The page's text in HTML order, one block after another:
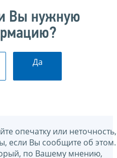
Вы нужную
Да
опечатку или неточность,
если Вы сообщите об этом.
по Вашему мнению,